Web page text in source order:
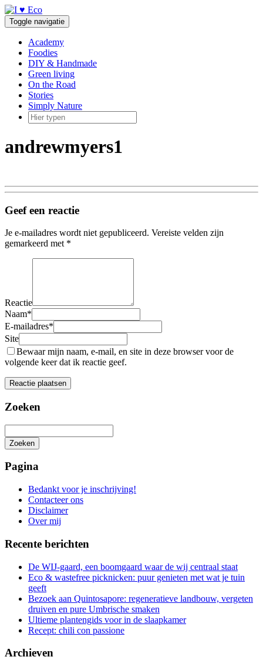
Doorgaan
naar
inhoud
Toggle navigatie
Academy
Foodies
DIY & Handmade
Green living
On the Road
Stories
Simply Nature
andrewmyers1
Geef een reactie
Je e-mailadres wordt niet gepubliceerd. Vereiste velden zijn
gemarkeerd met *
Reactie
Naam*
E-mailadres*
Site
Bewaar mijn naam, e-mail, en site in deze browser voor de
volgende keer dat ik reactie geef.
Zoeken
Zoeken
zoeken
Pagina
Bedankt voor je inschrijving!
Contacteer ons
Disclaimer
Over mij
Recente berichten
De WIJ-gaard, een boomgaard waar de wij centraal staat
Eco & wastefree picknicken: puur genieten met wat je tuin
geeft
Bezoek aan Quintosapore: regeneratieve landbouw, vergeten
druiven en pure Umbrische smaken
Ultieme plantengids voor in de slaapkamer
Recept: chili con passione
Archieven